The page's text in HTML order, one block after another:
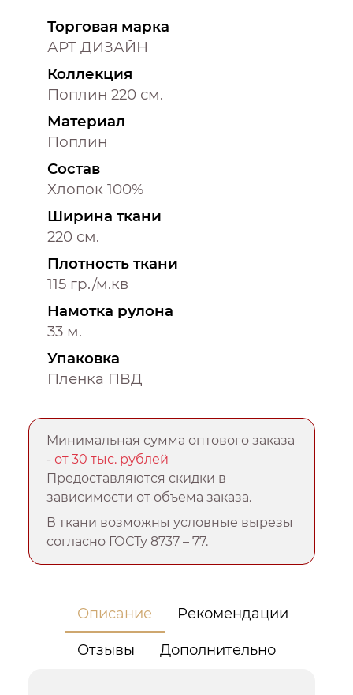
Торговая марка
АРТ ДИЗАЙН
Коллекция
Поплин 220 см.
Материал
Поплин
Состав
Хлопок 100%
Ширина ткани
220 см.
Плотность ткани
115 гр./м.кв
Намотка рулона
33 м.
Упаковка
Пленка ПВД
Минимальная сумма оптового заказа
-от 30 тыс. рублей
Предоставляются скидки в
зависимости от объема заказа.
В ткани возможны условные вырезы
согласно ГОСТу 8737 – 77.
Описание Рекомендации
Отзывы Дополнительно